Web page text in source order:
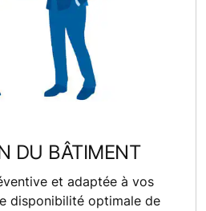
DU BÂTIMENT
et adaptée à vos
disponibilité optimale de